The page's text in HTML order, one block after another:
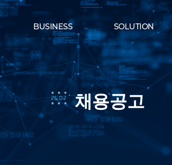
BUSINESS SOLUTION
채용공고